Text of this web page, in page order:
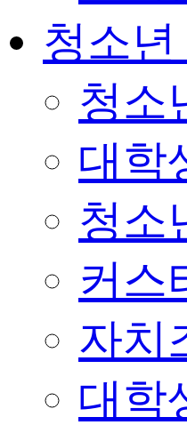
청소
청소
대학
청소
커스
자치
대학